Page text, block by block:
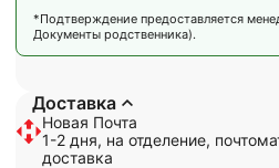
*Подтверждение предоставляется
Документы родственника).
Доставка
Новая Почта
1-2 дня, на отделение,
доставка